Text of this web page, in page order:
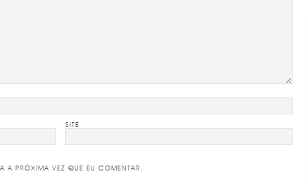
SITE
A PRÓXIMA VEZ QUE EU COMENTAR.